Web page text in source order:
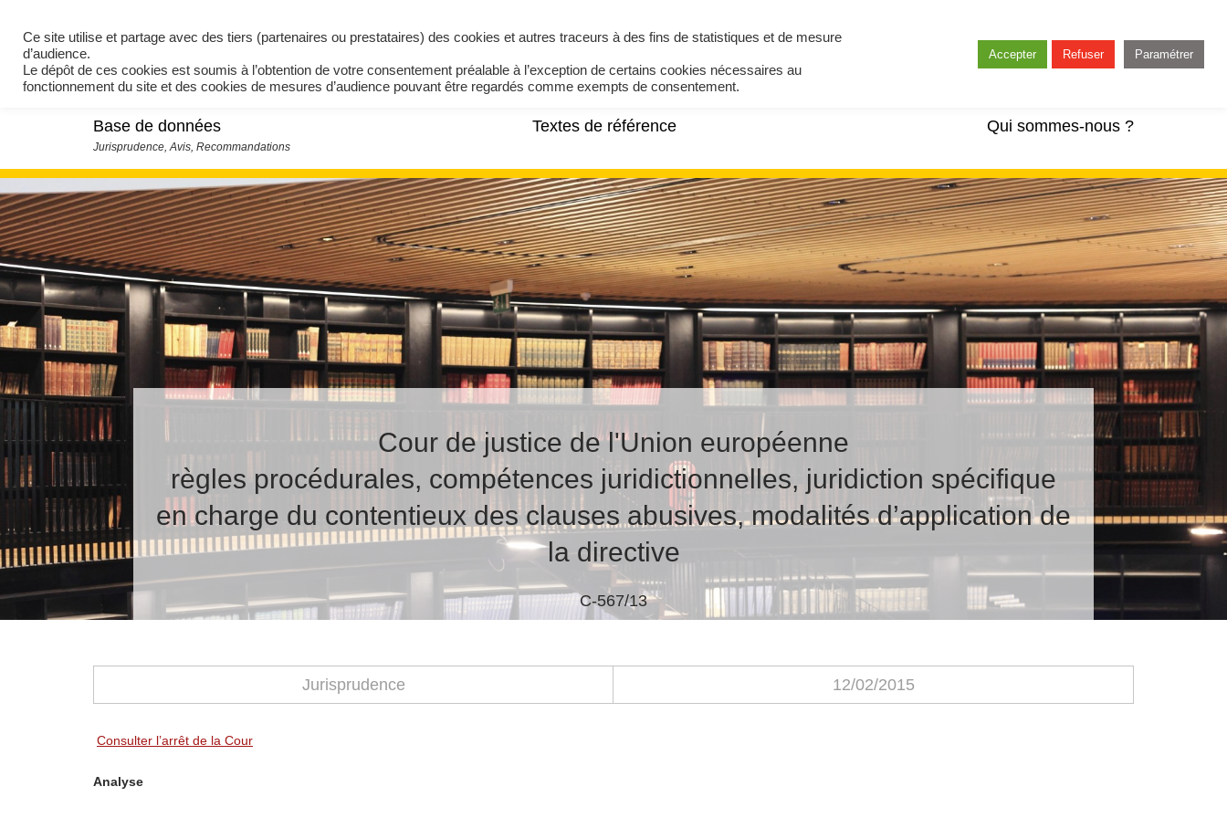
Base de données Textes de référence Qui sommes-nous ?
Cour de justice de l'Union européenne
règles procédurales, compétences juridictionnelles, juridiction spécifique
en charge du contentieux des clauses abusives, modalités d’application de
la directive
C-567/13
Jurisprudence 12/02/2015
Consulter l’arrêt de la Cour
Analyse
Ce site utilise et partage avec des tiers (partenaires ou prestataires) des cookies et autres traceurs à des fins de statistiques et de mesure
d’audience.
Le dépôt de ces cookies est soumis à l’obtention de votre consentement préalable à l’exception de certains cookies nécessaires au
fonctionnement du site et des cookies de mesures d’audience pouvant être regardés comme exempts de consentement.
Accepter Refuser Paramétrer